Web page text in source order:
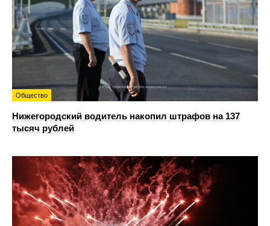
Общество
Нижегородский водитель накопил штрафов на 137
тысяч рублей